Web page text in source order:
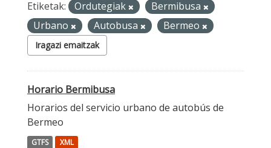
Etiketak: Ordutegiak
Bermibusa
Urbano
Autobusa Bermeo
Iragazi emaitzak
Horario Bermibusa
Horarios del servicio urbano de autobús de
Bermeo
GTFS XML